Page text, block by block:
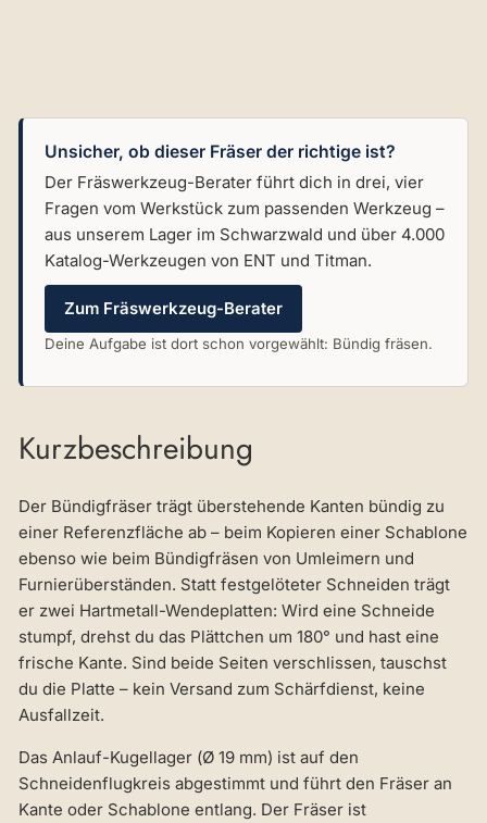
Unsicher, ob dieser Fräser der richtige ist?
Der Fräswerkzeug-Berater führt dich in drei, vier
Fragen vom Werkstück zum passenden Werkzeug –
aus unserem Lager im Schwarzwald und über 4.000
Katalog-Werkzeugen von ENT und Titman.
Zum Fräswerkzeug-Berater
Deine Aufgabe ist dort schon vorgewählt: Bündig fräsen.
Kurzbeschreibung
Der Bündigfräser trägt überstehende Kanten bündig zu
einer Referenzfläche ab – beim Kopieren einer Schablone
ebenso wie beim Bündigfräsen von Umleimern und
Furnierüberständen. Statt festgelöteter Schneiden trägt
er zwei Hartmetall-Wendeplatten: Wird eine Schneide
stumpf, drehst du das Plättchen um 180° und hast eine
frische Kante. Sind beide Seiten verschlissen, tauschst
du die Platte – kein Versand zum Schärfdienst, keine
Ausfallzeit.
Das Anlauf-Kugellager (Ø 19 mm) ist auf den
Schneidenflugkreis abgestimmt und führt den Fräser an
Kante oder Schablone entlang. Der Fräser ist